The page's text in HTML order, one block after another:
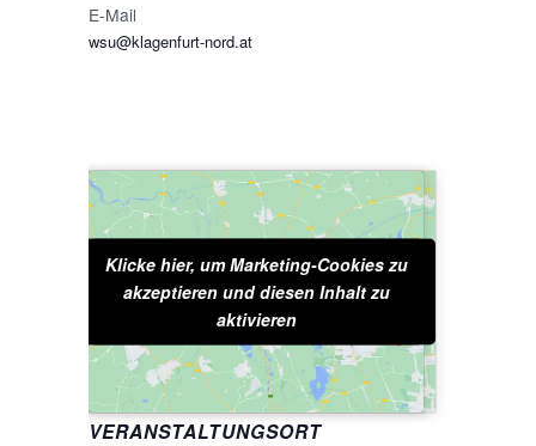
E-Mail
wsu@klagenfurt-nord.at
VERANSTALTUNGSORT
Klicke hier, um Marketing-Cookies zu
akzeptieren und diesen Inhalt zu
aktivieren
Klicke hier, um Marketing-Cookies zu
akzeptieren und diesen Inhalt zu
aktivieren